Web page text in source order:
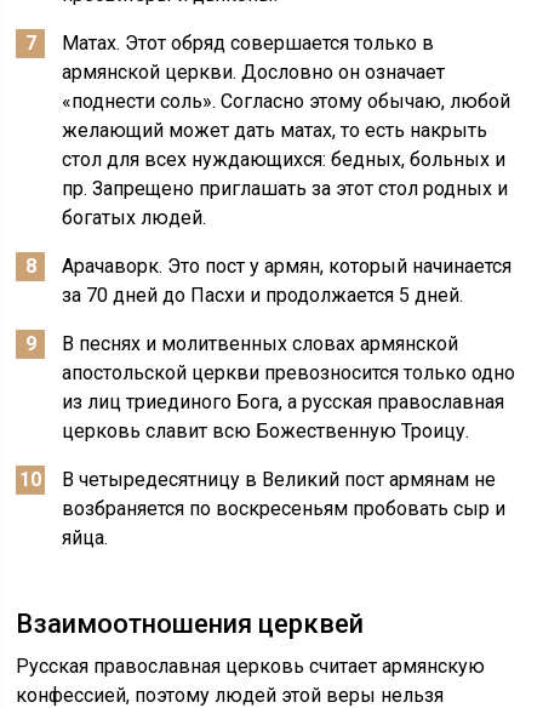
Матах. Этот обряд совершается только в
армянской церкви. Дословно он означает
«поднести соль». Согласно этому обычаю, любой
желающий может дать матах, то есть накрыть
стол для всех нуждающихся: бедных, больных и
пр. Запрещено приглашать за этот стол родных и
богатых людей.
Арачаворк. Это пост у армян, который начинается
за 70 дней до Пасхи и продолжается 5 дней.
В песнях и молитвенных словах армянской
апостольской церкви превозносится только одно
из лиц триединого Бога, а русская православная
церковь славит всю Божественную Троицу.
В четыредесятницу в Великий пост армянам не
возбраняется по воскресеньям пробовать сыр и
яйца.
Взаимоотношения церквей
Русская православная церковь считает армянскую
конфессией, поэтому людей этой веры нельзя